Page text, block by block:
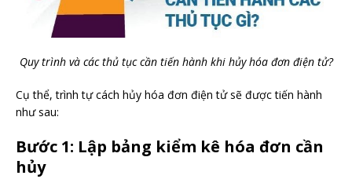
Quy trình và các thủ tục cần tiến hành khi hủy hóa đơn điện tử?
Cụ thể, trình tự cách hủy hóa đơn điện tử sẽ được tiến hành
như sau:
Bước 1: Lập bảng kiểm kê hóa đơn cần
hủy